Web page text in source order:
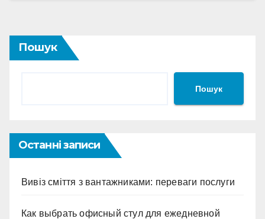
Пошук
Пошук
Останні записи
Вивіз сміття з вантажниками: переваги послуги
Как выбрать офисный стул для ежедневной